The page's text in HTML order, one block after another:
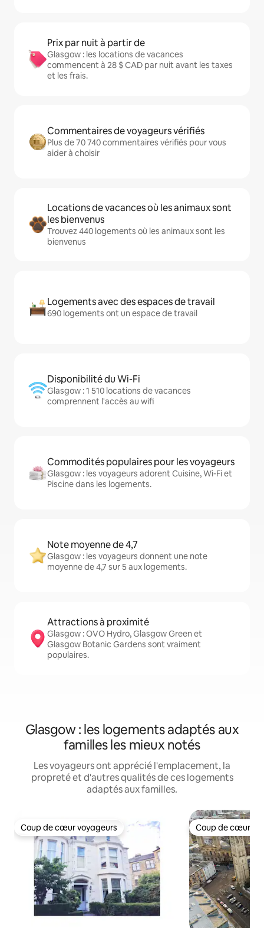
Prix par nuit à partir de
Glasgow : les locations de vacances
commencent à 28 $ CAD par nuit avant les taxes
et les frais.
Commentaires de voyageurs vérifiés
Plus de 70 740 commentaires vérifiés pour vous
aider à choisir
Locations de vacances où les animaux sont
les bienvenus
Trouvez 440 logements où les animaux sont les
bienvenus
Logements avec des espaces de travail
690 logements ont un espace de travail
Disponibilité du Wi-Fi
Glasgow : 1 510 locations de vacances
comprennent l'accès au wifi
Commodités populaires pour les voyageurs
Glasgow : les voyageurs adorent Cuisine, Wi-Fi et
Piscine dans les logements.
Note moyenne de 4,7
Glasgow : les voyageurs donnent une note
moyenne de 4,7 sur 5 aux logements.
Attractions à proximité
Glasgow : OVO Hydro, Glasgow Green et
Glasgow Botanic Gardens sont vraiment
populaires.
Glasgow : les logements adaptés aux
familles les mieux notés
Les voyageurs ont apprécié l'emplacement, la
propreté et d'autres qualités de ces logements
adaptés aux familles.
Coup de cœur voyageurs
Coup de cœur voyageurs Coup de cœur
Coup de cœur